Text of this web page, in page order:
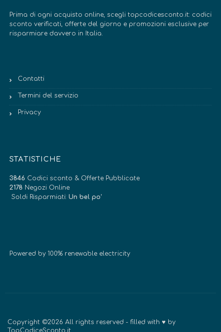
Prima di ogni acquisto online, scegli topcodicesconto.it: codici
sconto verificati, offerte del giorno e promozioni esclusive per
risparmiare davvero in Italia.
Contatti
Termini del servizio
Privacy
STATISTICHE
3846 Codici sconto & Offerte Pubblicate
2178 Negozi Online
Soldi Risparmiati: Un bel po’
Powered by 100% renewable electricity
Copyright ©2026 All rights reserved - filled with ♥ by